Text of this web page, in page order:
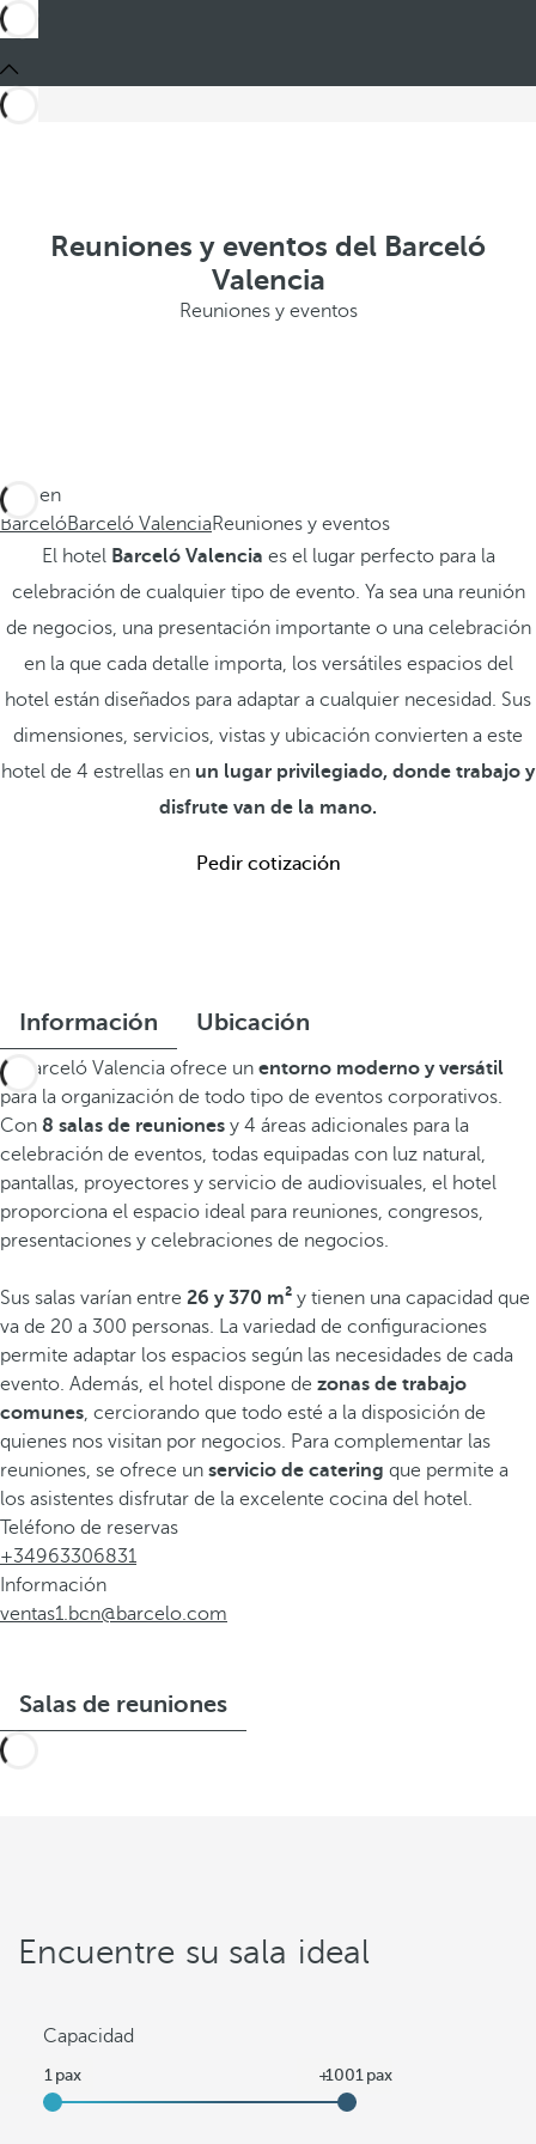
Reuniones y eventos del Barceló
Valencia
Reuniones y eventos
Está en
BarcelóBarceló ValenciaReuniones y eventos
El hotel Barceló Valencia es el lugar perfecto para la
celebración de cualquier tipo de evento. Ya sea una reunión
de negocios, una presentación importante o una celebración
en la que cada detalle importa, los versátiles espacios del
hotel están diseñados para adaptar a cualquier necesidad. Sus
dimensiones, servicios, vistas y ubicación convierten a este
hotel de 4 estrellas en un lugar privilegiado, donde trabajo y
disfrute van de la mano.
Pedir cotización
Información Ubicación
El Barceló Valencia ofrece un entorno moderno y versátil
para la organización de todo tipo de eventos corporativos.
Con 8 salas de reuniones y 4 áreas adicionales para la
celebración de eventos, todas equipadas con luz natural,
pantallas, proyectores y servicio de audiovisuales, el hotel
proporciona el espacio ideal para reuniones, congresos,
presentaciones y celebraciones de negocios.
Sus salas varían entre 26 y 370 m² y tienen una capacidad que
va de 20 a 300 personas. La variedad de configuraciones
permite adaptar los espacios según las necesidades de cada
evento. Además, el hotel dispone de zonas de trabajo
comunes, cerciorando que todo esté a la disposición de
quienes nos visitan por negocios. Para complementar las
reuniones, se ofrece un servicio de catering que permite a
los asistentes disfrutar de la excelente cocina del hotel.
Teléfono de reservas
+34963306831
Información
ventas1.bcn@barcelo.com
Salas de reuniones
Encuentre su sala ideal
Capacidad